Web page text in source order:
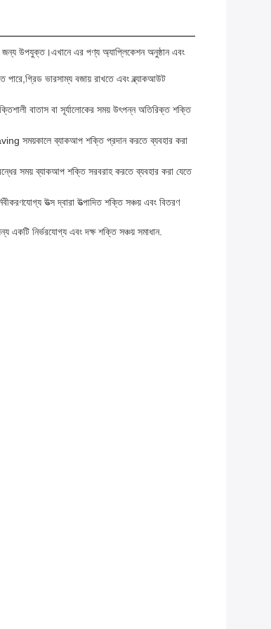
জন্য উপযুক্ত।এখানে এর পণ্য অ্যাপ্লিকেশন অনুষ্ঠান এবং
পারে,গ্রিড ভারসাম্য বজায় রাখতে এবং ব্ল্যাকআউট
বাতাস বা সূর্যালোকের সময় উৎপন্ন অতিরিক্ত শক্তি
সময়কালে ব্যাকআপ শক্তি প্রদান করতে ব্যবহার করা
বন্ধের সময় ব্যাকআপ শক্তি সরবরাহ করতে ব্যবহার করা যেতে
উত্স দ্বারা উত্পাদিত শক্তি সঞ্চয় এবং বিতরণ
একটি নির্ভরযোগ্য এবং দক্ষ শক্তি সঞ্চয় সমাধান.